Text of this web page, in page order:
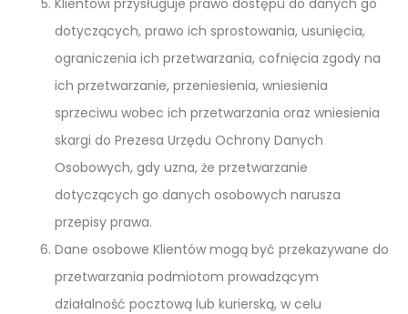
Klientowi przysługuje prawo dostępu do danych go
dotyczących, prawo ich sprostowania, usunięcia,
ograniczenia ich przetwarzania, cofnięcia zgody na
ich przetwarzanie, przeniesienia, wniesienia
sprzeciwu wobec ich przetwarzania oraz wniesienia
skargi do Prezesa Urzędu Ochrony Danych
Osobowych, gdy uzna, że przetwarzanie
dotyczących go danych osobowych narusza
przepisy prawa.
Dane osobowe Klientów mogą być przekazywane do
przetwarzania podmiotom prowadzącym
działalność pocztową lub kurierską, w celu